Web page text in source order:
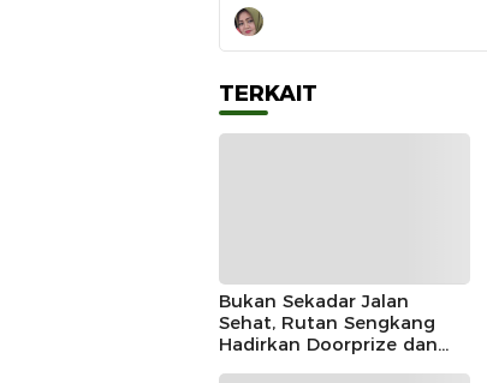
TERKAIT
Bukan Sekadar Jalan
Sehat, Rutan Sengkang
Hadirkan Doorprize dan